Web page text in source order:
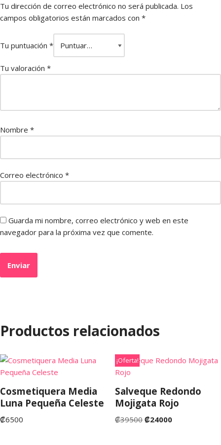
Tu dirección de correo electrónico no será publicada. Los
campos obligatorios están marcados con *
Tu puntuación *
Tu valoración *
Nombre *
Correo electrónico *
Guarda mi nombre, correo electrónico y web en este
navegador para la próxima vez que comente.
Productos relacionados
Cosmetiquera Media
Luna Pequeña Celeste
₡6500
¡Oferta!
Salveque Redondo
Mojigata Rojo
₡39500 ₡24000